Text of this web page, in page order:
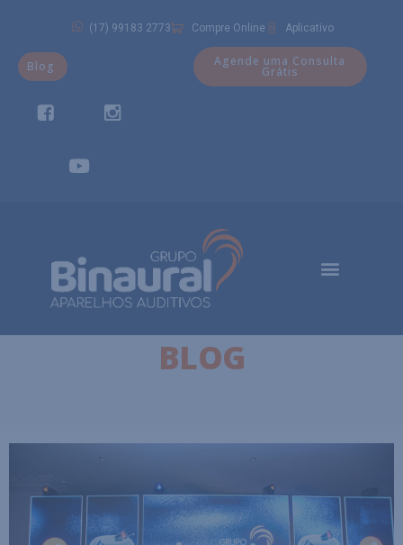
(17) 99183 2773 Compre Online Aplicativo
Blog Agende uma Consulta
Grátis
BLOG